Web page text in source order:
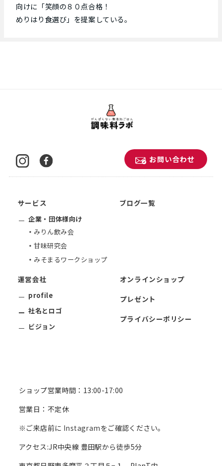
向けに「笑顔の８０点合格！
めりはり食選び」を提案している。
お問い合わせ
サービス
企業・団体様向け
みりん飲み会
甘味研究会
みそまるワークショップ
ブログ一覧
運営会社
profile
社名とロゴ
ビジョン
オンラインショップ
プレゼント
プライバシーポリシー
ショップ営業時間：13:00-17:00
営業日：不定休
※ご来店前に Instagramをご確認ください。
アクセス:JR中央線 豊田駅から徒歩5分